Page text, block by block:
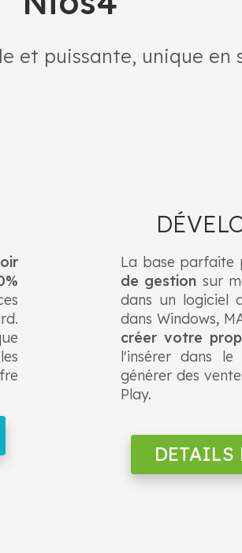
et puissante, unique en
La base parfaite
de gestion sur
dans un logiciel
dans Windows,
créer votre
l'insérer dans
générer des
Play.
DETAILS